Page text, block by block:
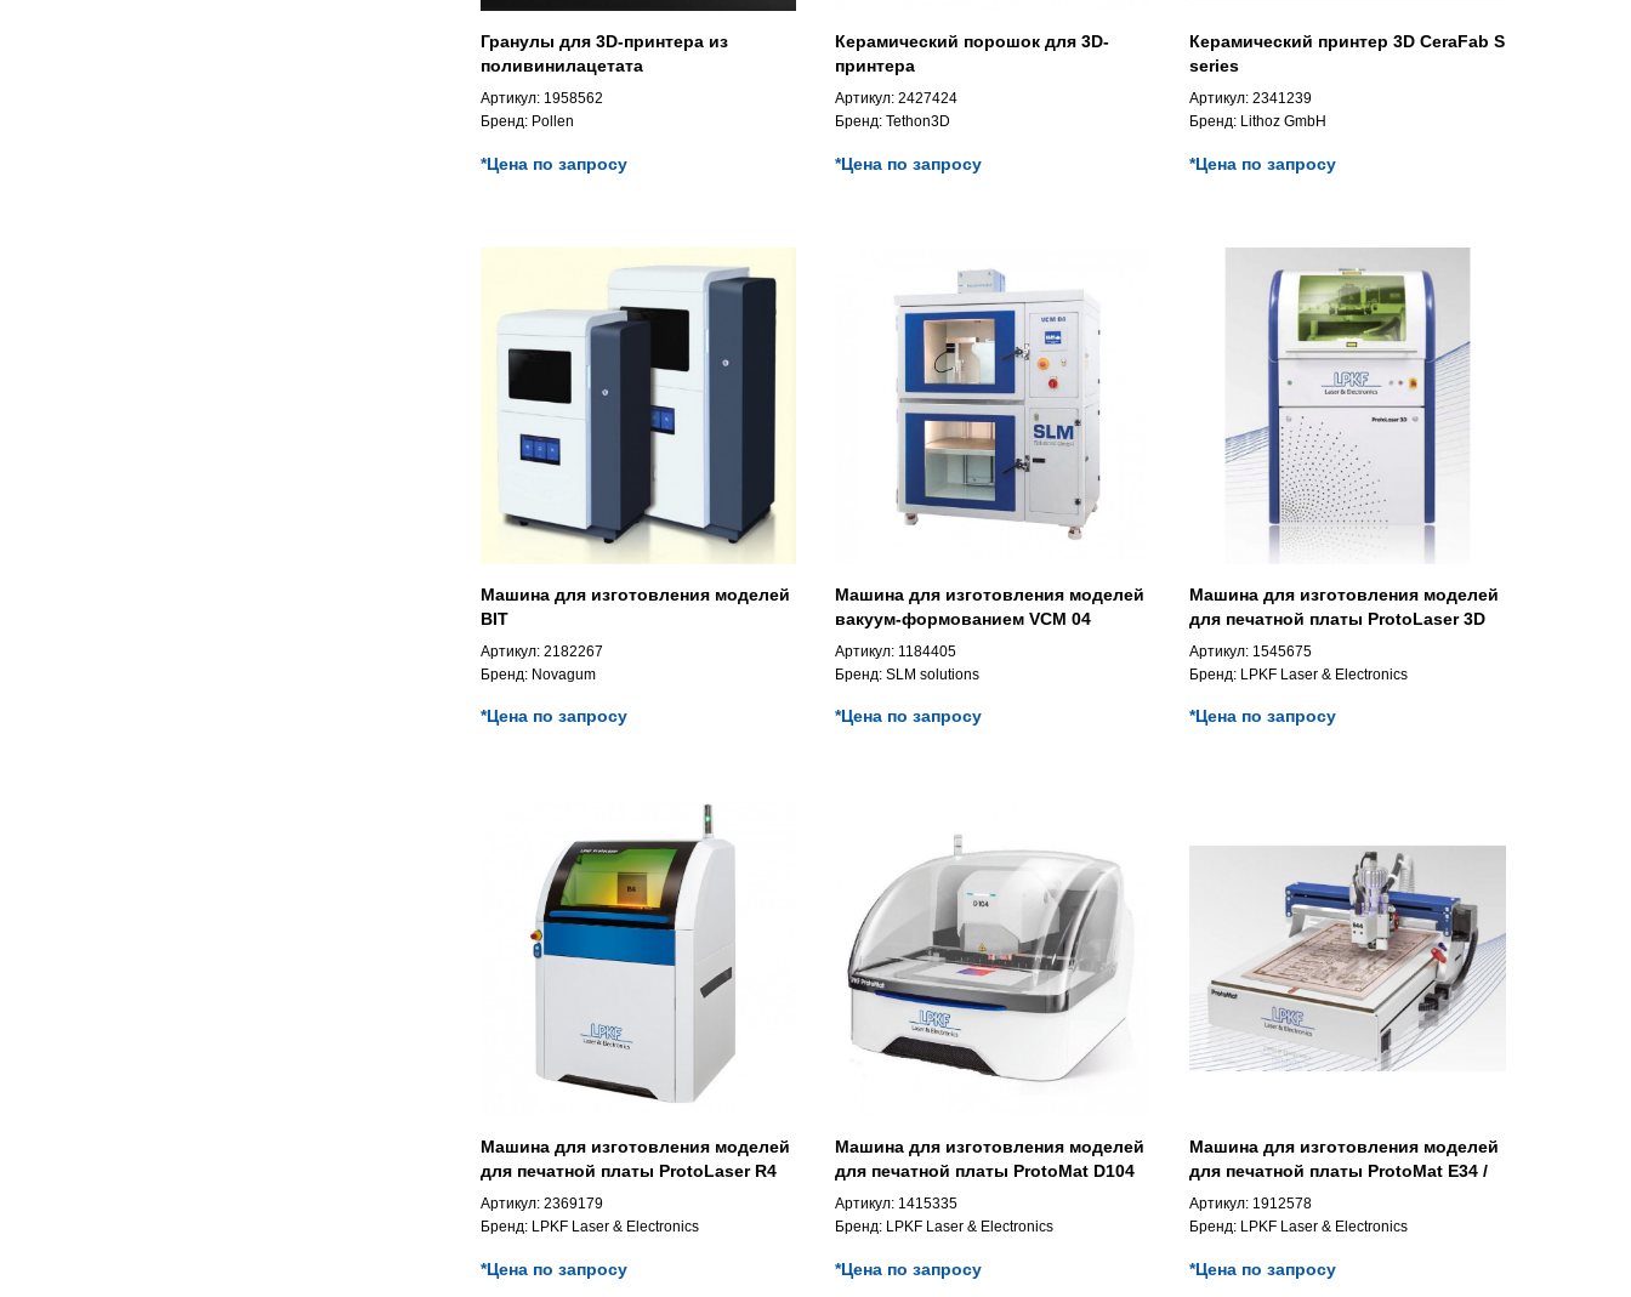
Гранулы для 3D-принтера из
поливинилацетата
Артикул: 1958562
Бренд: Pollen
*Цена по запросу
Керамический порошок для 3D-
принтера
Артикул: 2427424
Бренд: Tethon3D
*Цена по запросу
Керамический принтер 3D CeraFab S
series
Артикул: 2341239
Бренд: Lithoz GmbH
*Цена по запросу
Машина для изготовления моделей
BIT
Артикул: 2182267
Бренд: Novagum
*Цена по запросу
Машина для изготовления моделей
вакуум-формованием VCM 04
Артикул: 1184405
Бренд: SLM solutions
*Цена по запросу
Машина для изготовления моделей
для печатной платы ProtoLaser 3D
Артикул: 1545675
Бренд: LPKF Laser & Electronics
*Цена по запросу
Машина для изготовления моделей
для печатной платы ProtoLaser R4
Артикул: 2369179
Бренд: LPKF Laser & Electronics
*Цена по запросу
Машина для изготовления моделей
для печатной платы ProtoMat D104
Артикул: 1415335
Бренд: LPKF Laser & Electronics
*Цена по запросу
Машина для изготовления моделей
для печатной платы ProtoMat E34 /
E44
Артикул: 1912578
Бренд: LPKF Laser & Electronics
*Цена по запросу